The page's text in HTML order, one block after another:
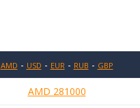
AMD - USD - EUR- RUB - GBP
AMD 281000